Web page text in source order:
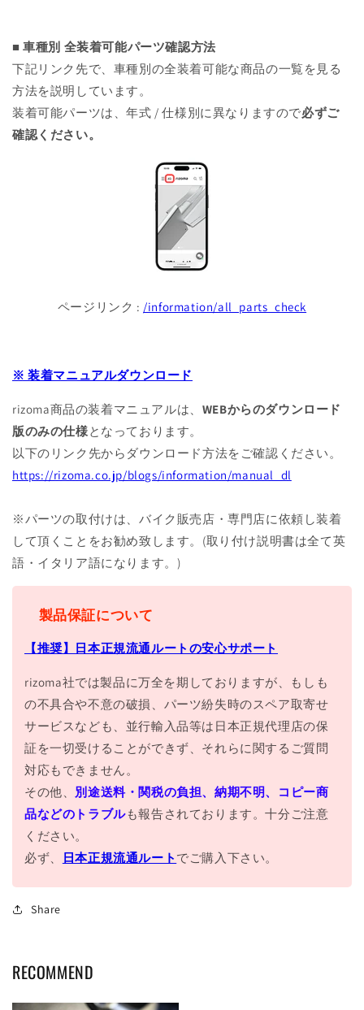
■ 車種別 全装着可能パーツ確認方法
下記リンク先で、車種別の全装着可能な商品の一覧を見る
方法を説明しています。
装着可能パーツは、年式 / 仕様別に異なりますので必ずご
確認ください。
ページリンク : /information/all_parts_check
※ 装着マニュアルダウンロード
rizoma商品の装着マニュアルは、 WEBからのダウンロード
版のみの仕様となっております。
以下のリンク先からダウンロード方法をご確認ください。
https://rizoma.co.jp/blogs/information/manual_dl
※パーツの取付けは、バイク販売店・専門店に依頼し装着
して頂くことをお勧め致します。(取り付け説明書は全て英
語・イタリア語になります。)
製品保証について
【推奨】日本正規流通ルートの安心サポート
rizoma社では製品に万全を期しておりますが、もしも
の不具合や不意の破損、パーツ紛失時のスペア取寄せ
サービスなども、並行輸入品等は日本正規代理店の保
証を一切受けることができず、それらに関するご質問
対応もできません。
その他、 別途送料・関税の負担、納期不明、コピー商
品などのトラブルも報告されております。十分ご注意
ください。
必ず、
日本正規流通ルート でご購入下さい。
Share
RECOMMEND